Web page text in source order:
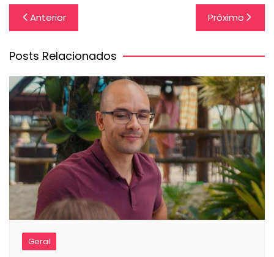
Navegação
de
Post
Anterior Próximo
Posts Relacionados
Geral